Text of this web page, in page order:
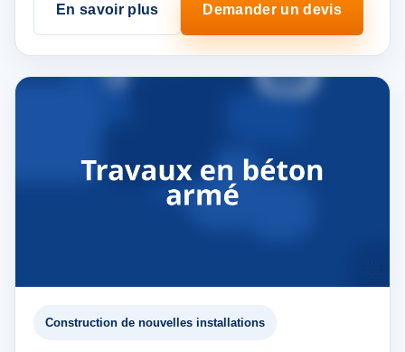
En savoir plus Demander un devis
Construction de nouvelles installations